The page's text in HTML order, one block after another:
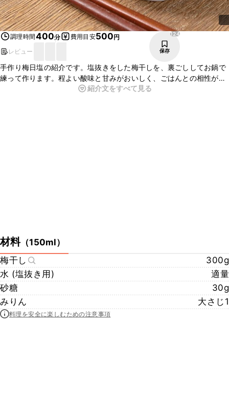
調理時間400分 費用目安500円
レビュー
124
保存
手作り梅日塩の紹介です。塩抜きをした梅干しを、裏ごししてお鍋で
練って作ります。程よい酸味と甘みがおいしく、ごはんとの相性が
ぴったりな一品です。お肉やお魚との相性も良い、万能調味料です
紹介文をすべて見る
材料（150ml）
梅干し
300g
水 (塩抜き用)
適量
砂糖
30g
みりん
大さじ1
料理を安全に楽しむための注意事項